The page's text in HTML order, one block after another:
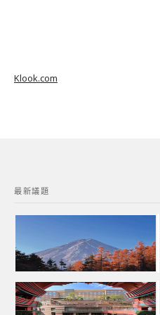
Klook.com
最新議題